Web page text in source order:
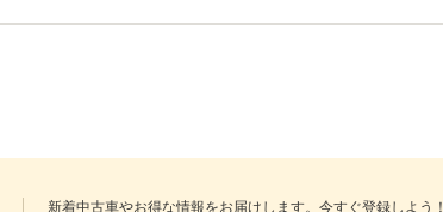
新着中古車やお得な情報をお届けします。今すぐ登録しよう！